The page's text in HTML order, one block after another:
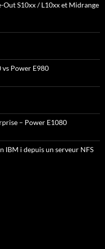
Out S10xx / L10xx et Midrange
Power E980
– Power E1080
IBM i depuis un serveur NFS